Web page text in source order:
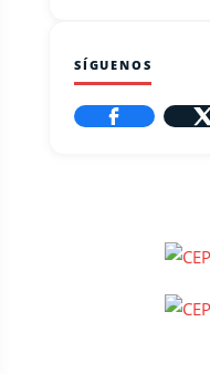
SÍGUENOS